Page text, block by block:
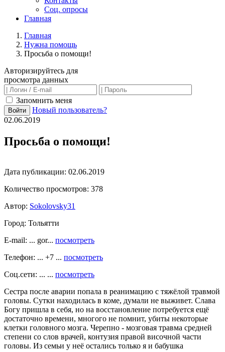
Соц. опросы
Главная
Главная
Нужна помощь
Просьба о помощи!
Авторизируйтесь для
просмотра данных
Запомнить меня
Войти
Новый пользователь?
02.06.2019
Просьба о помощи!
Дата публикации: 02.06.2019
Количество просмотров: 378
Автор: Sokolovsky31
Город: Тольятти
E-mail: ... gor... посмотреть
Телефон: ... +7 ... посмотреть
Соц.сети: ... ... посмотреть
Сестра после аварии попала в реанимацию с тяжёлой травмой
головы. Сутки находилась в коме, думали не выживет. Слава
Богу пришла в себя, но на восстановление потребуется ещё
достаточно времени, многого не помнит, убиты некоторые
клетки головного мозга. Черепно - мозговая травма средней
степени со слов врачей, контузия правой височной части
головы. Из семьи у неё остались только я и бабушка